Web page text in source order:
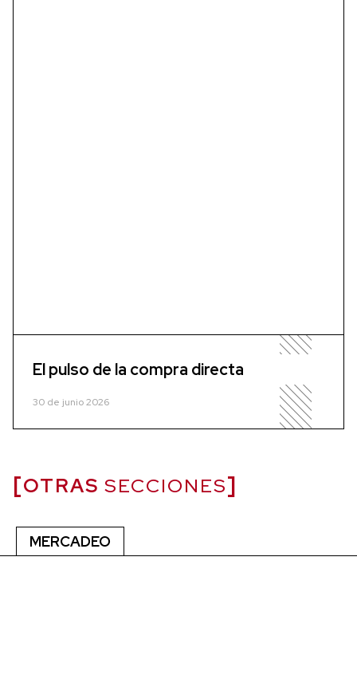
El pulso de la compra directa
30 de junio 2026
OTRAS SECCIONES
MERCADEO